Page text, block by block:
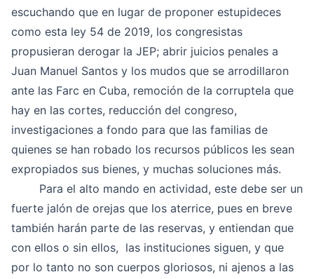
escuchando que en lugar de proponer estupideces
como esta ley 54 de 2019, los congresistas
propusieran derogar la JEP; abrir juicios penales a
Juan Manuel Santos y los mudos que se arrodillaron
ante las Farc en Cuba, remoción de la corruptela que
hay en las cortes, reducción del congreso,
investigaciones a fondo para que las familias de
quienes se han robado los recursos públicos les sean
expropiados sus bienes, y muchas soluciones más.
Para el alto mando en actividad, este debe ser un
fuerte jalón de orejas que los aterrice, pues en breve
también harán parte de las reservas, y entiendan que
con ellos o sin ellos, las instituciones siguen, y que
por lo tanto no son cuerpos gloriosos, ni ajenos a las